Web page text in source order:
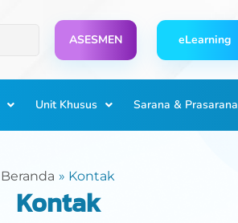
ASESMEN eLearning
Unit Khusus Sarana & Prasarana
Beranda Kontak
Kontak